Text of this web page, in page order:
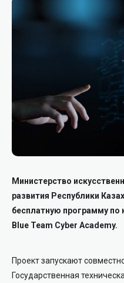
Министерство
развития Республики
бесплатную программу по
Blue Team Cyber Academy.
Проект запускают
Государственная